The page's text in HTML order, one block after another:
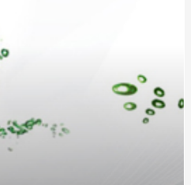
та що врахувати
симптоми, причини та
интерьере: удобство
практичность и стиль
как выбрать